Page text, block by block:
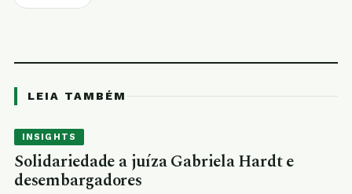
LEIA TAMBÉM
INSIGHTS
Solidariedade a juíza Gabriela Hardt e
desembargadores